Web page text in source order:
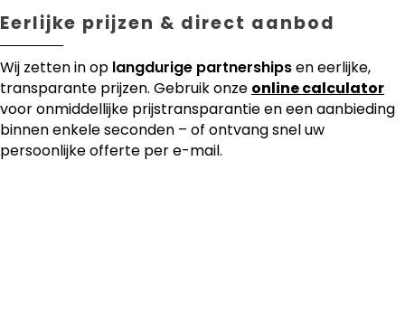
Eerlijke prijzen & direct aanbod
Wij zetten in op langdurige partnershipsen eerlijke,
transparante prijzen. Gebruik onze online calculator
voor onmiddellijke prijstransparantie en een aanbieding
binnen enkele seconden – of ontvang snel uw
persoonlijke offerte per e-mail.